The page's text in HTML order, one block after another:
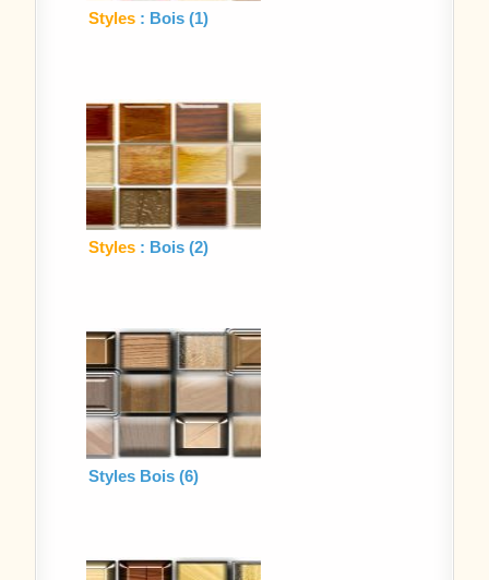
Styles : Bois (1)
Styles : Bois (2)
Styles Bois (6)